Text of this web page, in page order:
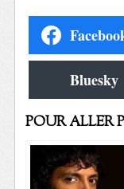
Bluesky
POUR ALLER